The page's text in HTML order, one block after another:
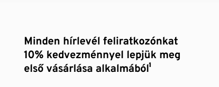
Minden hírlevél feliratkozónkat
10% kedvezménnyel lepjük meg
első vásárlása alkalmából¹